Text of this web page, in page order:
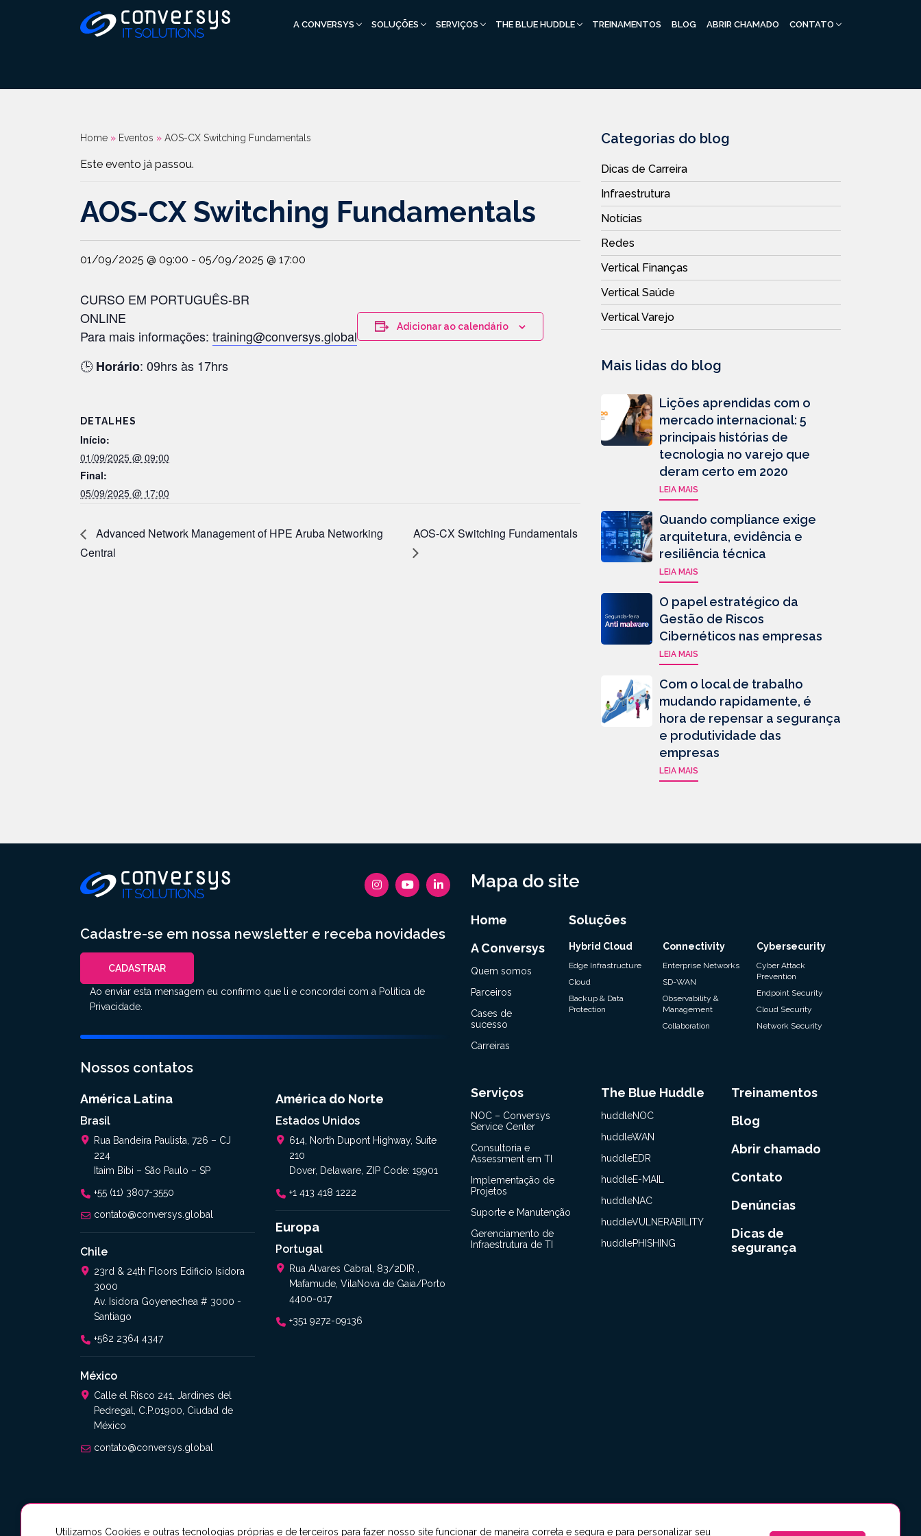
A CONVERSYS SOLUÇÕES SERVIÇOS THE BLUE HUDDLE TREINAMENTOS BLOG ABRIR CHAMADO CONTATO
Home » Eventos » AOS-CX Switching Fundamentals
Este evento já passou.
AOS-CX Switching Fundamentals
01/09/2025 @ 09:00 - 05/09/2025 @ 17:00
CURSO EM PORTUGUÊS-BR
ONLINE
Para mais informações: training@conversys.global
🕒Horário: 09hrs às 17hrs
Adicionar ao calendário
DETALHES
Início:
01/09/2025 @ 09:00
Final:
05/09/2025 @ 17:00
Advanced Network Management of HPE Aruba Networking
Central
AOS-CX Switching Fundamentals
Categorias do blog
Dicas de Carreira
Infraestrutura
Notícias
Redes
Vertical Finanças
Vertical Saúde
Vertical Varejo
Mais lidas do blog
Lições aprendidas com o
mercado internacional: 5
principais histórias de
tecnologia no varejo que
deram certo em 2020
LEIA MAIS
Quando compliance exige
arquitetura, evidência e
resiliência técnica
LEIA MAIS
O papel estratégico da
Gestão de Riscos
Cibernéticos nas empresas
LEIA MAIS
Com o local de trabalho
mudando rapidamente, é
hora de repensar a segurança
e produtividade das
empresas
LEIA MAIS
Cadastre-se em nossa newsletter e receba novidades
CADASTRAR
Ao enviar esta mensagem eu confirmo que li e concordei com a Política de
Privacidade
Nossos contatos
América Latina
Brasil
Rua Bandeira Paulista, 726 – CJ
224
Itaim Bibi – São Paulo – SP
+55 (11) 3807-3550
contato@conversys.global
Chile
23rd & 24th Floors Edificio Isidora
3000
Av. Isidora Goyenechea # 3000 -
Santiago
+562 2364 4347​
México
Calle el Risco 241, Jardines del
Pedregal, C.P.01900, Ciudad de
México
contato@conversys.global
América do Norte
Estados Unidos
614, North Dupont Highway, Suite
210
Dover, Delaware, ZIP Code: 19901
+1 413 418 1222
Europa
Portugal
Rua Alvares Cabral, 83/2DIR ,
Mafamude, VilaNova de Gaia/Porto
4400-017
+351 9272-09136
Mapa do site
Home
A Conversys
Quem somos
Parceiros
Cases de
sucesso
Carreiras
Soluções
Hybrid Cloud
Edge Infrastructure
Cloud
Backup & Data
Protection
Connectivity
Enterprise Networks
SD-WAN
Observability &
Management
Collaboration
Cybersecurity
Cyber Attack
Prevention
Endpoint Security
Cloud Security
Network Security
Serviços
NOC – Conversys
Service Center
Consultoria e
Assessment em TI
Implementação de
Projetos
Suporte e Manutenção
Gerenciamento de
Infraestrutura de TI
The Blue Huddle
huddleNOC
huddleWAN
huddleEDR
huddleE-MAIL
huddleNAC
huddleVULNERABILITY
huddlePHISHING
Treinamentos
Blog
Abrir chamado
Contato
Denúncias
Dicas de
segurança
Utilizamos Cookies e outras tecnologias próprias e de terceiros para fazer nosso site funcionar de maneira correta e segura e para personalizar seu